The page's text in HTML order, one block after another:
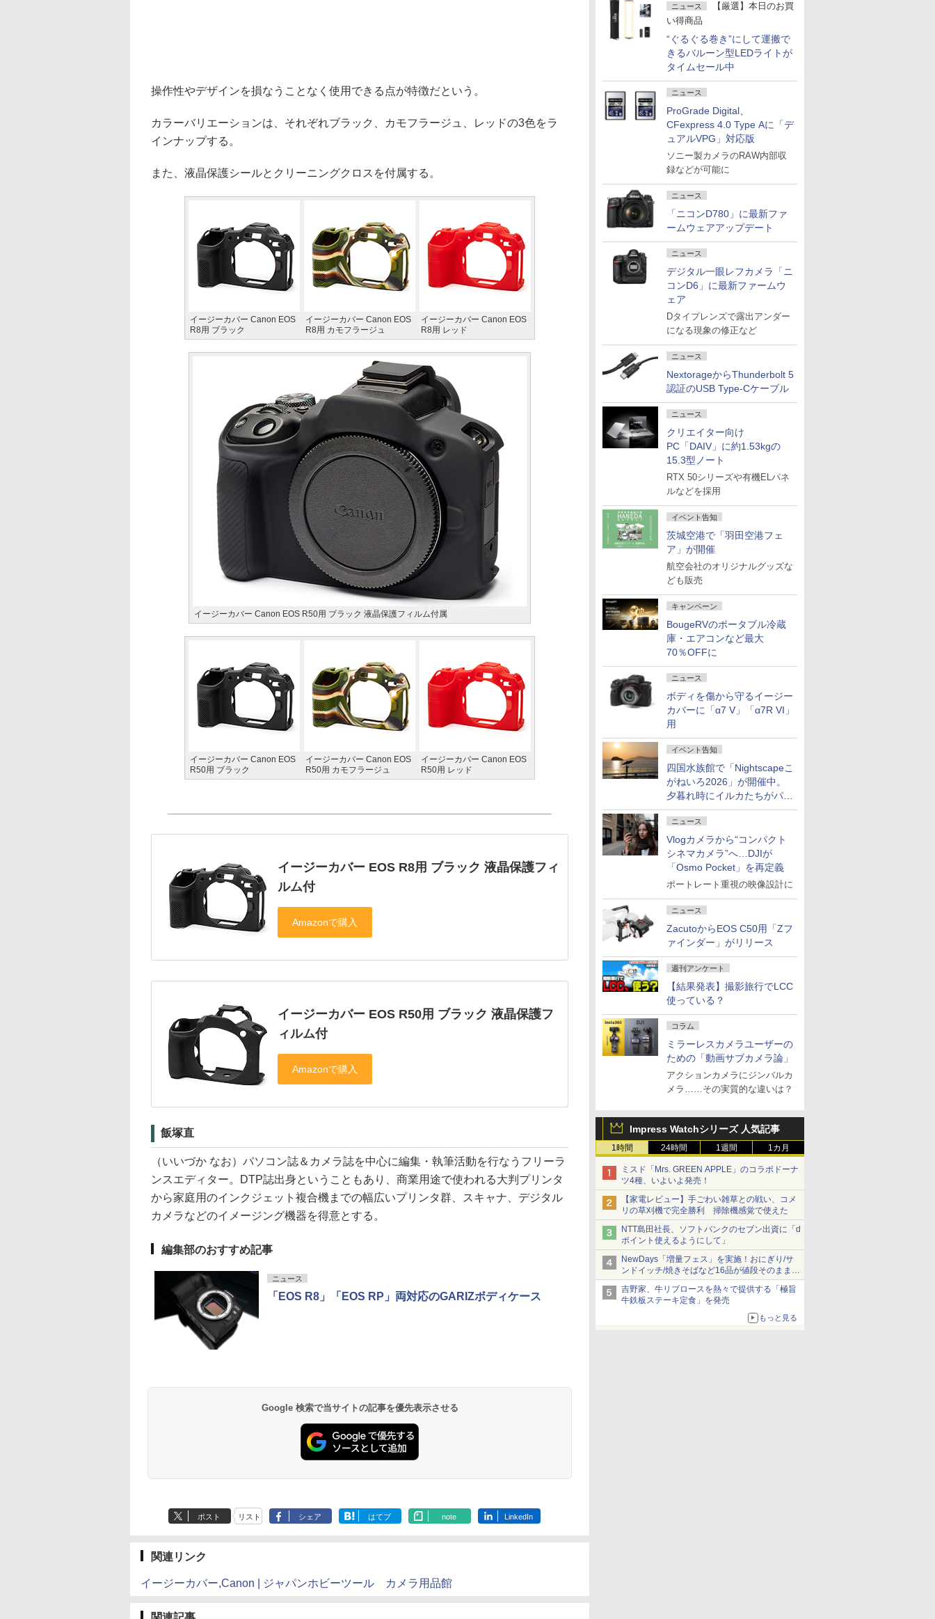
ニュース
【厳選】本日のお買
い得商品
“ぐるぐる巻き”にして運搬で
きるバルーン型LEDライトが
タイムセール中
ニュース
ProGrade Digital、
CFexpress 4.0 Type Aに「デ
ュアルVPG」対応版
ソニー製カメラのRAW内部収
録などが可能に
ニュース
「ニコンD780」に最新ファ
ームウェアアップデート
ニュース
デジタル一眼レフカメラ「ニ
コンD6」に最新ファームウ
ェア
Dタイプレンズで露出アンダー
になる現象の修正など
ニュース
NextorageからThunderbolt 5
認証のUSB Type-Cケーブル
ニュース
クリエイター向け
PC「DAIV」に約1.53kgの
15.3型ノート
RTX 50シリーズや有機ELパネ
ルなどを採用
イベント告知
茨城空港で「羽田空港フェ
ア」が開催
航空会社のオリジナルグッズな
ども販売
キャンペーン
BougeRVのポータブル冷蔵
庫・エアコンなど最大
70％OFFに
ニュース
ボディを傷から守るイージー
カバーに「α7 V」「α7R VI」
用
イベント告知
四国水族館で「Nightscapeこ
がねいろ2026」が開催中。
夕暮れ時にイルカたちがパフ
ォーマンスを繰り広げる
ニュース
Vlogカメラから“コンパクト
シネマカメラ”へ…DJIが
「Osmo Pocket」を再定義
ポートレート重視の映像設計に
ニュース
ZacutoからEOS C50用「Zフ
ァインダー」がリリース
週刊アンケート
【結果発表】撮影旅行でLCC
使っている？
コラム
ミラーレスカメラユーザーの
ための「動画サブカメラ論」
アクションカメラにジンバルカ
メラ……その実質的な違いは？
Impress Watchシリーズ 人気記事
1時間 24時間 1週間 1カ月
ミスド「Mrs. GREEN APPLE」のコラボドーナ
ツ4種、いよいよ発売！
【家電レビュー】手ごわい雑草との戦い、コメ
リの草刈機で完全勝利 掃除機感覚で使えた
NTT島田社長、ソフトバンクのセブン出資に「d
ポイント使えるようにして」
NewDays「増量フェス」を実施！おにぎり/サ
ンドイッチ/焼きそばなど16品が値段そのままで
ボリュームアップ
吉野家、牛リブロースを熱々で提供する「極旨
牛鉄板ステーキ定食」を発売
もっと見る
操作性やデザインを損なうことなく使用できる点が特徴だという。
カラーバリエーションは、それぞれブラック、カモフラージュ、レッドの3色をラ
インナップする。
また、液晶保護シールとクリーニングクロスを付属する。
イージーカバー Canon EOS
R8用 ブラック
イージーカバー Canon EOS
R8用 カモフラージュ
イージーカバー Canon EOS
R8用 レッド
イージーカバー Canon EOS R50用 ブラック 液晶保護フィルム付属
イージーカバー Canon EOS
R50用 ブラック
イージーカバー Canon EOS
R50用 カモフラージュ
イージーカバー Canon EOS
R50用 レッド
イージーカバー EOS R8用 ブラック 液晶保護フィ
ルム付
イージーカバー EOS R50用 ブラック 液晶保護フ
ィルム付
飯塚直
（いいづか なお）パソコン誌＆カメラ誌を中心に編集・執筆活動を行なうフリーラ
ンスエディター。DTP誌出身ということもあり、商業用途で使われる大判プリンタ
から家庭用のインクジェット複合機までの幅広いプリンタ群、スキャナ、デジタル
カメラなどのイメージング機器を得意とする。
編集部のおすすめ記事
ニュース
「EOS R8」「EOS RP」両対応のGARIZボディケース
Google 検索で当サイトの記事を優先表示させる
ポスト リスト シェア はてブ note LinkedIn
関連リンク
イージーカバー,Canon | ジャパンホビーツール カメラ用品館